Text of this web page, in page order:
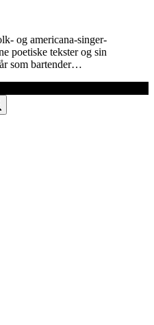
og americana-singer-
poetiske tekster og sin
som bartender…